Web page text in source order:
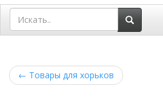
← Товары для хорьков